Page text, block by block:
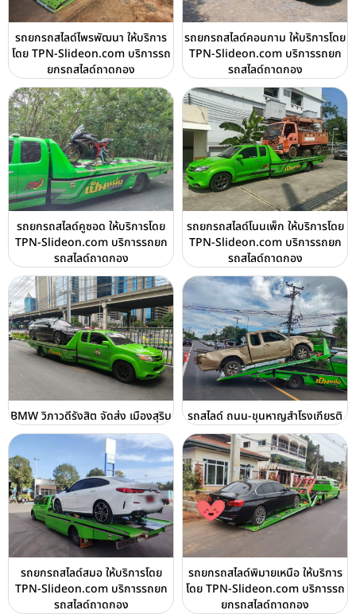
รถยกรถสไลด์ไพรพัฒนา ให้บริการ
โดย TPN-Slideon.com บริการรถ
ยกรถสไลด์ถาดกอง
รถยกรถสไลด์คอนกาม ให้บริการโดย
TPN-Slideon.com บริการรถยก
รถสไลด์ถาดกอง
รถยกรถสไลด์คูซอด ให้บริการโดย
TPN-Slideon.com บริการรถยก
รถสไลด์ถาดกอง
รถยกรถสไลด์โนนเพ็ก ให้บริการโดย
TPN-Slideon.com บริการรถยก
รถสไลด์ถาดกอง
BMW วิภาวดีรังสิต จัดส่ง เมืองสุริน รถสไลด์ ถนน-ขุนหาญสำโรงเกียรติ
รถยกรถสไลด์สมอ ให้บริการโดย
TPN-Slideon.com บริการรถยก
รถสไลด์ถาดกอง
รถยกรถสไลด์พิมายเหนือ ให้บริการ
โดย TPN-Slideon.com บริการรถ
ยกรถสไลด์ถาดกอง